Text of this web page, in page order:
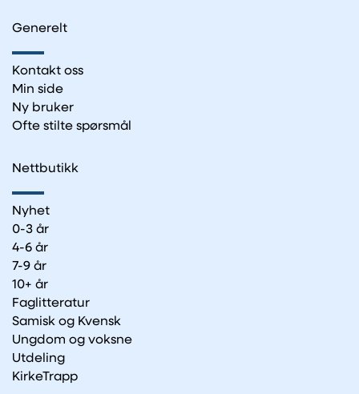
Generelt
Kontakt oss
Min side
Ny bruker
Ofte stilte spørsmål
Nettbutikk
Nyhet
0-3 år
4-6 år
7-9 år
10+ år
Faglitteratur
Samisk og Kvensk
Ungdom og voksne
Utdeling
KirkeTrapp